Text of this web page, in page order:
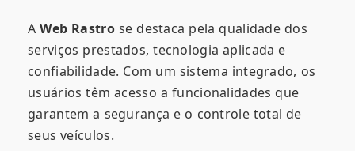
AWeb Rastrose destaca pela qualidade dos
serviços prestados, tecnologia aplicada e
confiabilidade. Com um sistema integrado, os
usuários têm acesso a funcionalidades que
garantem a segurança e o controle total de
seus veículos.